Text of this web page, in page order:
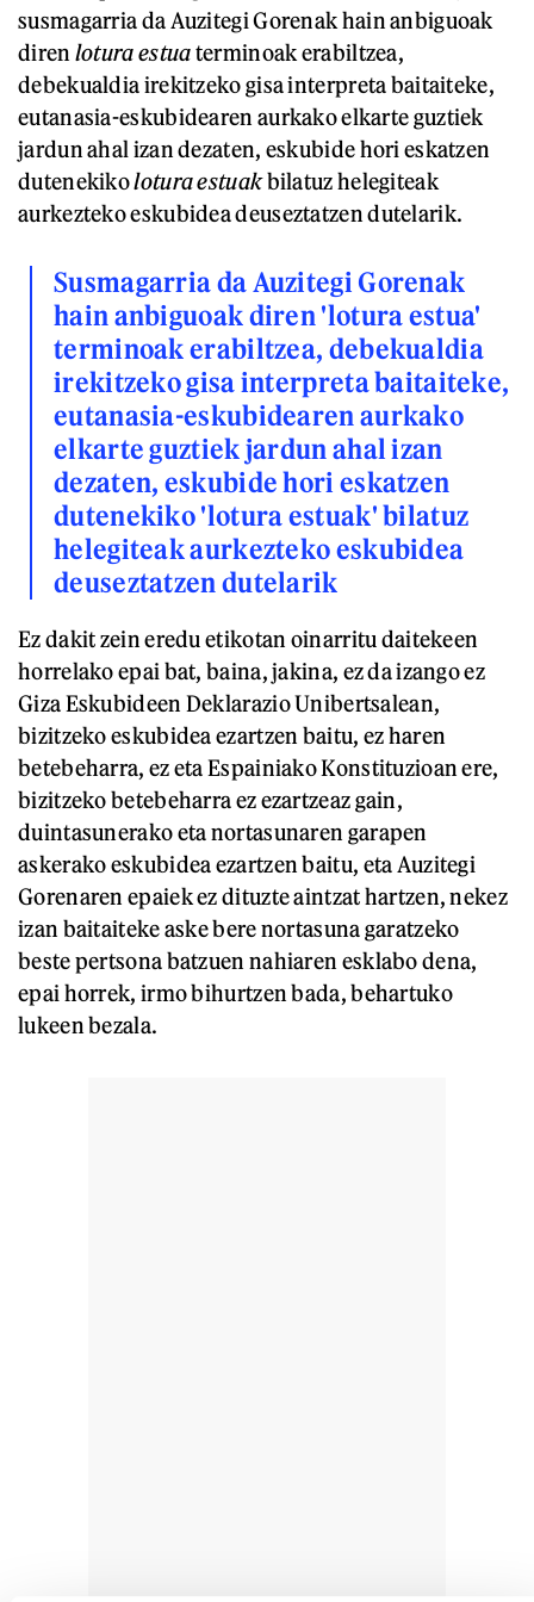
susmagarria da Auzitegi Gorenak hain anbiguoak
diren lotura estuaterminoak erabiltzea,
debekualdia irekitzeko gisa interpreta baitaiteke,
eutanasia-eskubidearen aurkako elkarte guztiek
jardun ahal izan dezaten, eskubide hori eskatzen
dutenekikolotura estuakbilatuz helegiteak
aurkezteko eskubidea deuseztatzen dutelarik.
Susmagarria da Auzitegi Gorenak
hain anbiguoak diren 'lotura estua'
terminoak erabiltzea, debekualdia
irekitzeko gisa interpreta baitaiteke,
eutanasia-eskubidearen aurkako
elkarte guztiek jardun ahal izan
dezaten, eskubide hori eskatzen
dutenekiko 'lotura estuak' bilatuz
helegiteak aurkezteko eskubidea
deuseztatzen dutelarik
Ez dakit zein eredu etikotan oinarritu daitekeen
horrelako epai bat, baina, jakina, ez da izango ez
Giza Eskubideen Deklarazio Unibertsalean,
bizitzeko eskubidea ezartzen baitu, ez haren
betebeharra, ez eta Espainiako Konstituzioan ere,
bizitzeko betebeharra ez ezartzeaz gain,
duintasunerako eta nortasunaren garapen
askerako eskubidea ezartzen baitu, eta Auzitegi
Gorenaren epaiek ez dituzte aintzat hartzen, nekez
izan baitaiteke aske bere nortasuna garatzeko
beste pertsona batzuen nahiaren esklabo dena,
epai horrek, irmo bihurtzen bada, behartuko
lukeen bezala.